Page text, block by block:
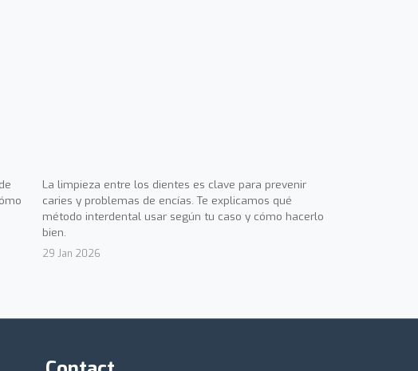
La limpieza entre los dientes es clave para prevenir
caries y problemas de encías. Te explicamos qué
método interdental usar según tu caso y cómo hacerlo
bien.
29 Jan 2026